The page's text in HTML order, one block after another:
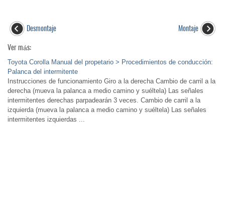
Desmontaje
Montaje
Ver más:
Toyota Corolla Manual del propetario > Procedimientos de conducción:
Palanca del intermitente
Instrucciones de funcionamiento Giro a la derecha Cambio de carril a la
derecha (mueva la palanca a medio camino y suéltela) Las señales
intermitentes derechas parpadearán 3 veces. Cambio de carril a la
izquierda (mueva la palanca a medio camino y suéltela) Las señales
intermitentes izquierdas ...